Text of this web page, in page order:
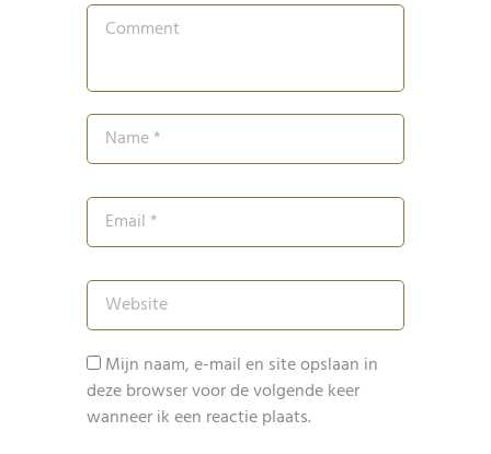
Mijn naam, e-mail en site opslaan in
deze browser voor de volgende keer
wanneer ik een reactie plaats.